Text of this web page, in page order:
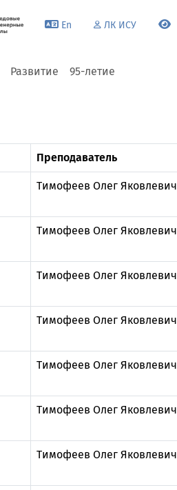
En ЛК ИСУ
Развитие 95-летие
Преподаватель
Тимофеев Олег Яковлевич
Тимофеев Олег Яковлевич
Тимофеев Олег Яковлевич
Тимофеев Олег Яковлевич
Тимофеев Олег Яковлевич
Тимофеев Олег Яковлевич
Тимофеев Олег Яковлевич